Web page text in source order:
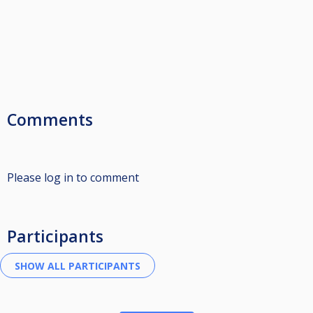
Comments
Please log in to comment
Participants